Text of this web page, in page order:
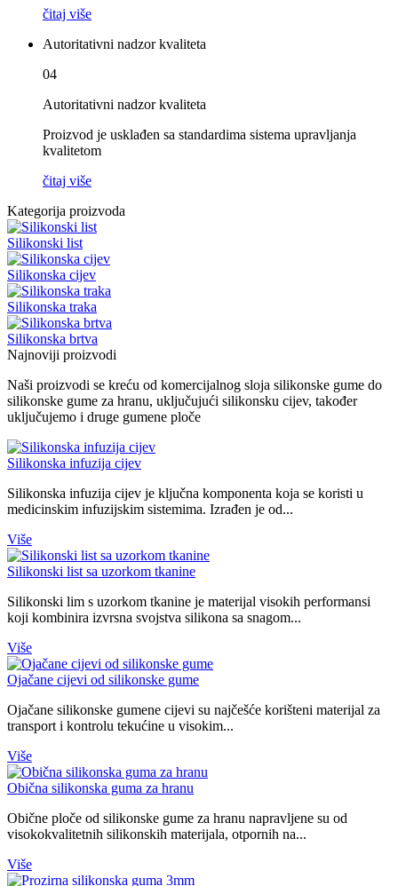
čitaj više
Autoritativni nadzor kvaliteta
04
Autoritativni nadzor kvaliteta
Proizvod je usklađen sa standardima sistema upravljanja
kvalitetom
čitaj više
Kategorija proizvoda
Silikonski list
Silikonska cijev
Silikonska traka
Silikonska brtva
Najnoviji proizvodi
Naši proizvodi se kreću od komercijalnog sloja silikonske gume do
silikonske gume za hranu, uključujući silikonsku cijev, također
uključujemo i druge gumene ploče
Silikonska infuzija cijev
Silikonska infuzija cijev je ključna komponenta koja se koristi u
medicinskim infuzijskim sistemima. Izrađen je od...
Više
Silikonski list sa uzorkom tkanine
Silikonski lim s uzorkom tkanine je materijal visokih performansi
koji kombinira izvrsna svojstva silikona sa snagom...
Više
Ojačane cijevi od silikonske gume
Ojačane silikonske gumene cijevi su najčešće korišteni materijal za
transport i kontrolu tekućine u visokim...
Više
Obična silikonska guma za hranu
Obične ploče od silikonske gume za hranu napravljene su od
visokokvalitetnih silikonskih materijala, otpornih na...
Više